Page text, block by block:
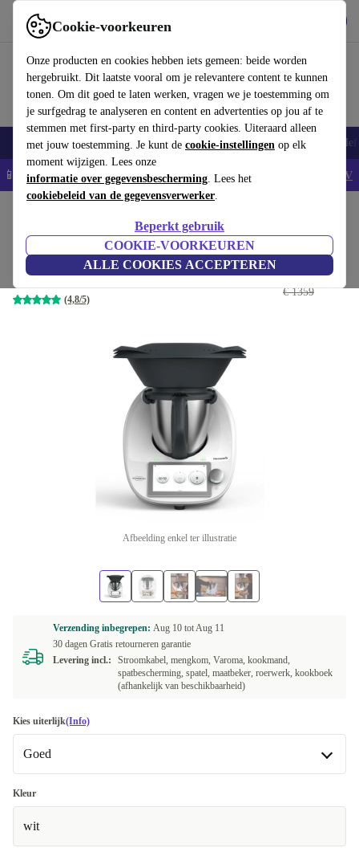
Cookie-voorkeuren
Onze producten en cookies hebben iets gemeen: beide worden
hergebruikt. Dit laatste vooral om je relevantere content te kunnen
tonen. Om dit goed te laten werken, vragen we je toestemming om
je surfgedrag te analyseren en content en advertenties op jou af te
stemmen met first-party en third-party cookies. Uiteraard alleen
met jouw toestemming. Je kunt de cookie-instellingen op elk
moment wijzigen. Lees onze
informatie over gegevensbescherming. Lees het
cookiebeleid van de gegevensverwerker.
Beperkt gebruik
COOKIE-VOORKEUREN
ALLE COOKIES ACCEPTEREN
Gebruik refurbed snel en eenvoudig
Smartphones Laptops Tablets Smartwatches Accessoires
📱5% EXTRA korting op alle iPhones – Code: IPHONEDEAL - AV
Vorwerk Thermomix® TM6
wit
(4,8/5)
€ 786,75
€ 1359
Afbeelding enkel ter illustratie
Verzending inbegrepen: Aug 10 totAug 11
30 dagen Gratis retourneren garantie
Levering incl.:
Stroomkabel, mengkom, Varoma, kookmand,
spatbescherming, spatel, maatbeker, roerwerk, kookboek
(afhankelijk van beschikbaarheid)
Kies uiterlijk(Info)
Goed
Goed
Heel goed
Kleur
wit